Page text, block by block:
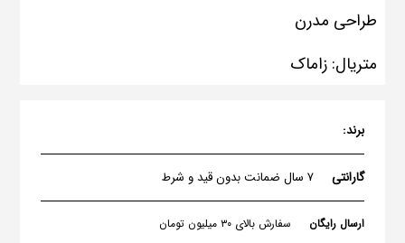
طراحی مدرن
متریال: زاماک
برند:
گارانتی ۷ سال ضمانت بدون قید و شرط
ارسال رایگان سفارش بالای ۳۰ میلیون تومان